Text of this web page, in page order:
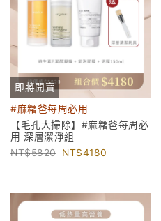
即將開賣
#麻糬爸每周必用
【毛孔大掃除】#麻糬爸每周必
用 深層潔淨組
5820
4180